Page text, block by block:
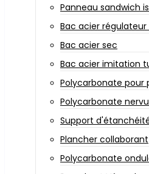
Panneau sandwich
Bac acier
Bac acier sec
Bac acier imitation
Polycarbonate pour
Polycarbonate
Support
Plancher collaborant
Polycarbonate